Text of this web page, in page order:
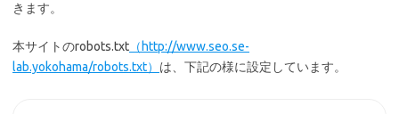
きます。
本サイトのrobots.txt （http://www.seo.se-
lab.yokohama/robots.txt） は、下記の様に設定しています。